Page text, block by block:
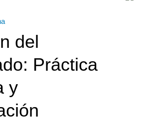
del
Práctica
y